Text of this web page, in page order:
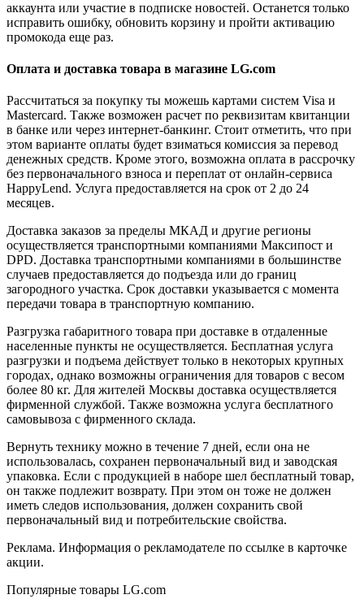
аккаунта или участие в подписке новостей. Останется только
исправить ошибку, обновить корзину и пройти активацию
промокода еще раз.
Оплата и доставка товара в магазине LG.com
Рассчитаться за покупку ты можешь картами систем Visa и
Mastercard. Также возможен расчет по реквизитам квитанции
в банке или через интернет-банкинг. Стоит отметить, что при
этом варианте оплаты будет взиматься комиссия за перевод
денежных средств. Кроме этого, возможна оплата в рассрочку
без первоначального взноса и переплат от онлайн-сервиса
HappyLend. Услуга предоставляется на срок от 2 до 24
месяцев.
Доставка заказов за пределы МКАД и другие регионы
осуществляется транспортными компаниями Максипост и
DPD. Доставка транспортными компаниями в большинстве
случаев предоставляется до подъезда или до границ
загородного участка. Срок доставки указывается с момента
передачи товара в транспортную компанию.
Разгрузка габаритного товара при доставке в отдаленные
населенные пункты не осуществляется. Бесплатная услуга
разгрузки и подъема действует только в некоторых крупных
городах, однако возможны ограничения для товаров с весом
более 80 кг. Для жителей Москвы доставка осуществляется
фирменной службой. Также возможна услуга бесплатного
самовывоза с фирменного склада.
Вернуть технику можно в течение 7 дней, если она не
использовалась, сохранен первоначальный вид и заводская
упаковка. Если с продукцией в наборе шел бесплатный товар,
он также подлежит возврату. При этом он тоже не должен
иметь следов использования, должен сохранить свой
первоначальный вид и потребительские свойства.
Реклама. Информация о рекламодателе по ссылке в карточке
акции.
Популярные товары LG.com